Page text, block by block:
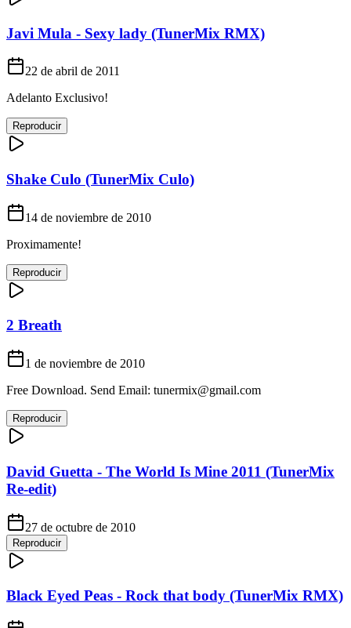
Javi Mula - Sexy lady (TunerMix RMX)
22 de abril de 2011
Adelanto Exclusivo!
Reproducir
Shake Culo (TunerMix Culo)
14 de noviembre de 2010
Proximamente!
Reproducir
2 Breath
1 de noviembre de 2010
Free Download. Send Email: tunermix@gmail.com
Reproducir
David Guetta - The World Is Mine 2011 (TunerMix
Re-edit)
27 de octubre de 2010
Reproducir
Black Eyed Peas - Rock that body (TunerMix RMX)